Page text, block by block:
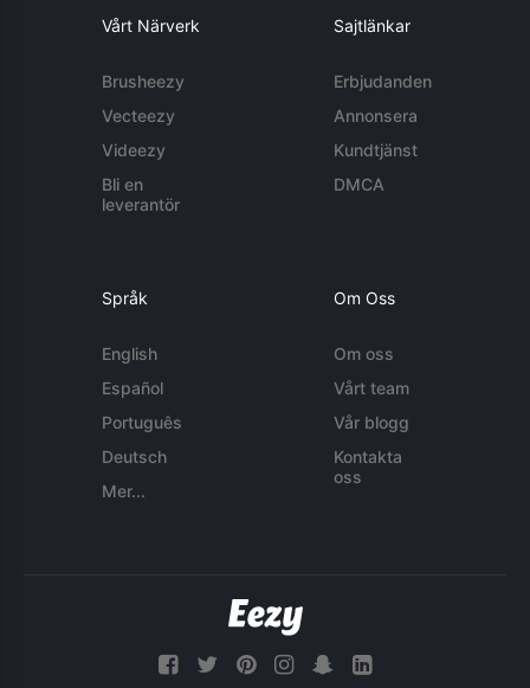
Vårt Närverk
Brusheezy
Vecteezy
Videezy
Bli en
leverantör
Sajtlänkar
Erbjudanden
Annonsera
Kundtjänst
DMCA
Språk
English
Español
Português
Deutsch
Mer...
Om Oss
Om oss
Vårt team
Vår blogg
Kontakta
oss